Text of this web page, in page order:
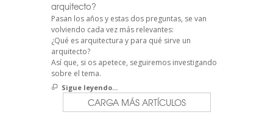
arquitecto?
Pasan los años y estas dos preguntas, se van
volviendo cada vez más relevantes:
¿Qué es arquitectura y para qué sirve un
arquitecto?
Así que, si os apetece, seguiremos investigando
sobre el tema.
Sigue leyendo...
CARGA MÁS ARTÍCULOS